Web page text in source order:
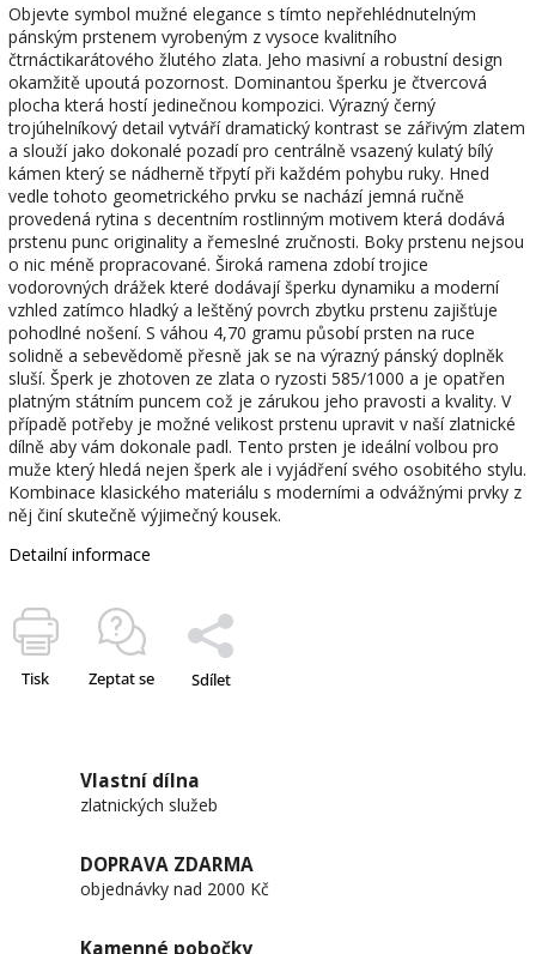
Objevte symbol mužné elegance s tímto nepřehlédnutelným
pánským prstenem vyrobeným z vysoce kvalitního
čtrnáctikarátového žlutého zlata. Jeho masivní a robustní design
okamžitě upoutá pozornost. Dominantou šperku je čtvercová
plocha která hostí jedinečnou kompozici. Výrazný černý
trojúhelníkový detail vytváří dramatický kontrast se zářivým zlatem
a slouží jako dokonalé pozadí pro centrálně vsazený kulatý bílý
kámen který se nádherně třpytí při každém pohybu ruky. Hned
vedle tohoto geometrického prvku se nachází jemná ručně
provedená rytina s decentním rostlinným motivem která dodává
prstenu punc originality a řemeslné zručnosti. Boky prstenu nejsou
o nic méně propracované. Široká ramena zdobí trojice
vodorovných drážek které dodávají šperku dynamiku a moderní
vzhled zatímco hladký a leštěný povrch zbytku prstenu zajišťuje
pohodlné nošení. S váhou 4,70 gramu působí prsten na ruce
solidně a sebevědomě přesně jak se na výrazný pánský doplněk
sluší. Šperk je zhotoven ze zlata o ryzosti 585/1000 a je opatřen
platným státním puncem což je zárukou jeho pravosti a kvality. V
případě potřeby je možné velikost prstenu upravit v naší zlatnické
dílně aby vám dokonale padl. Tento prsten je ideální volbou pro
muže který hledá nejen šperk ale i vyjádření svého osobitého stylu.
Kombinace klasického materiálu s moderními a odvážnými prvky z
něj činí skutečně výjimečný kousek.
Detailní informace
Tisk Zeptat se Sdílet
Vlastní dílna
zlatnických služeb
DOPRAVA ZDARMA
objednávky nad 2000 Kč
Kamenné pobočky